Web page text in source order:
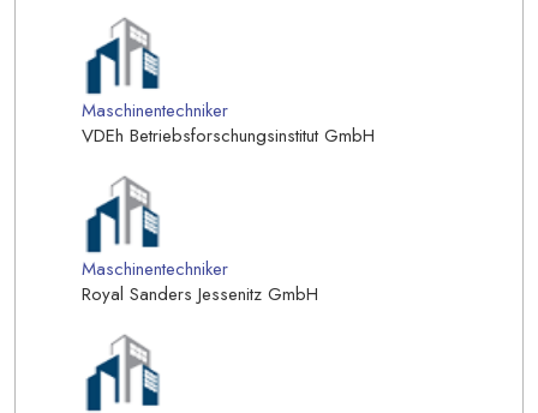
Maschinentechniker
VDEh Betriebsforschungsinstitut GmbH
Maschinentechniker
Royal Sanders Jessenitz GmbH